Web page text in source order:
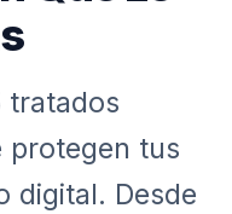
tratados
protegen tus
digital. Desde